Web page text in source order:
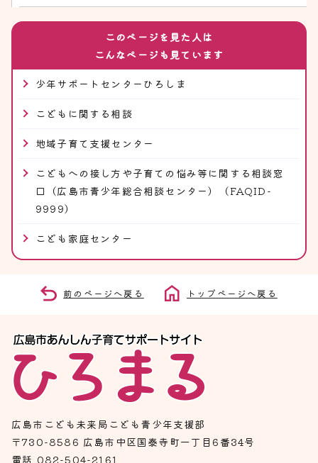
このページを見た人は
こんなページも見ています
少年サポートセンターひろしま
こどもに関する相談
地域子育て支援センター
こどもへの接し方や子育ての悩み等に関する相談窓
口（広島市青少年総合相談センター）（FAQID-
9999）
こども家庭センター
前のページへ戻る トップページへ戻る
広島市こども未来局こども青少年支援部
〒730-8586 広島市中区国泰寺町一丁目6番34号
電話 082-504-2161